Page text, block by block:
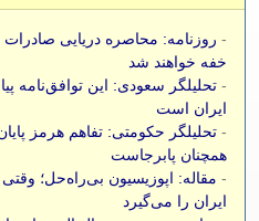
- روزنامه: محاصره دریایی صادرات
خفه خواهند شد
- تحلیلگر سعودی: این توافق‌نامه
ایران است
- تحلیلگر حکومتی: تفاهم هرمز
همچنان پابرجاست
- مقاله: اپوزیسیون بی‌راه‌حل؛
ایران را می‌گیرد